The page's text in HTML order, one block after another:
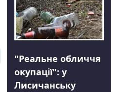
"Реальне обличчя
окупації": у
Лисичанську